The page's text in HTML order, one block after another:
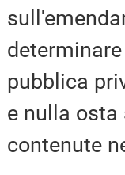
pubblica
e nulla
contenute